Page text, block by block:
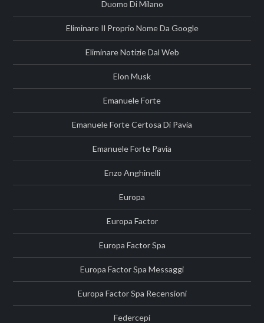
Duomo Di Milano
Eliminare Il Proprio Nome Da Google
Eliminare Notizie Dal Web
Elon Musk
Emanuele Forte
Emanuele Forte Certosa Di Pavia
Emanuele Forte Pavia
Enzo Anghinelli
Europa
Europa Factor
Europa Factor Spa
Europa Factor Spa Messaggi
Europa Factor Spa Recensioni
Federcepi